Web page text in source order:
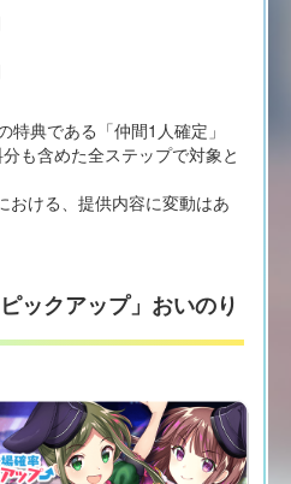
典である「仲間1人確定」
も含めた全ステップで対象と
おける、提供内容に変動はあ
ックアップ」おいのり